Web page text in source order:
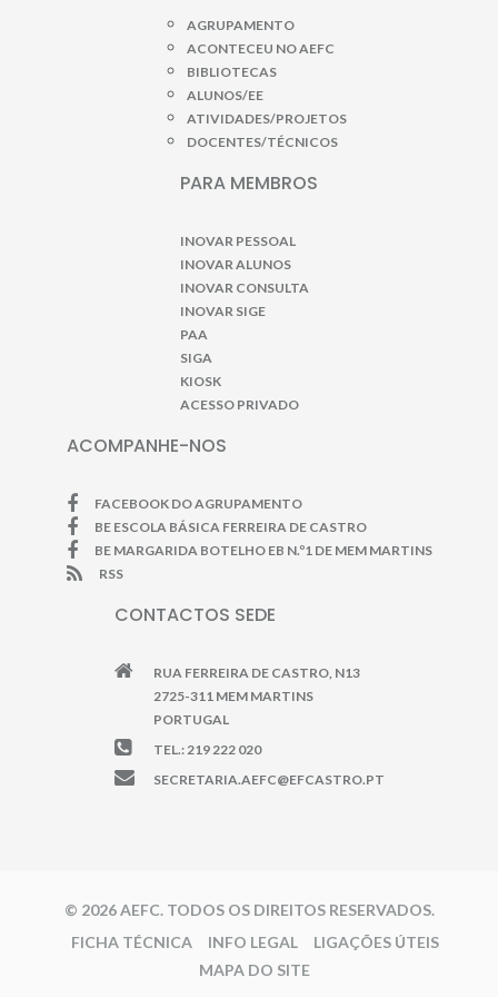
AGRUPAMENTO
ACONTECEU NO AEFC
BIBLIOTECAS
ALUNOS/EE
ATIVIDADES/PROJETOS
DOCENTES/TÉCNICOS
PARA MEMBROS
INOVAR PESSOAL
INOVAR ALUNOS
INOVAR CONSULTA
INOVAR SIGE
PAA
SIGA
KIOSK
ACESSO PRIVADO
ACOMPANHE-NOS
FACEBOOK DO AGRUPAMENTO
BE ESCOLA BÁSICA FERREIRA DE CASTRO
BE MARGARIDA BOTELHO EB N.º1 DE MEM MARTINS
RSS
CONTACTOS SEDE
RUA FERREIRA DE CASTRO, N13
2725-311 MEM MARTINS
PORTUGAL
TEL.: 219 222 020
SECRETARIA.AEFC@EFCASTRO.PT
© 2026 AEFC. TODOS OS DIREITOS RESERVADOS.
FICHA TÉCNICA
INFO LEGAL
LIGAÇÕES ÚTEIS
MAPA DO SITE